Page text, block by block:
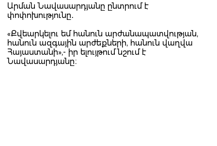
Արման Նավասարդյանը ընտրում է
փոփոխությունը․
«Քվեարկելու եմ հանուն արժանապատվության,
հանուն ազգային արժեքների, հանուն վաղվա
Հայաստանի»,- իր ելույթում նշում է
Նավասարդյանը։